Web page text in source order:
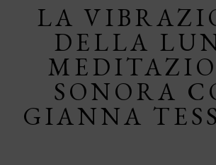
LA
DELLA
SONORA
GIANNA